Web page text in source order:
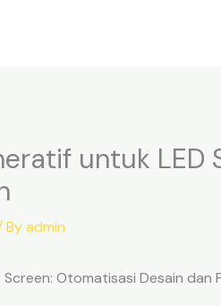
untuk
Byadmin
Otomatisasi Desain dan